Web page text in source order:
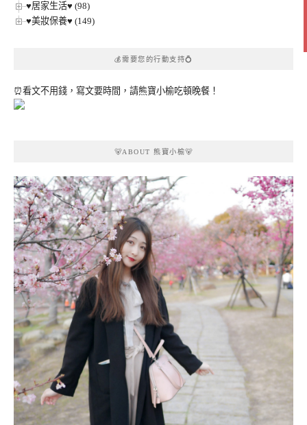
♥居家生活♥ (98)
♥美妝保養♥ (149)
💰需要您的行動支持💍
⏰看文不用錢，寫文要時間，請熊寶小榆吃頓晚餐！
🐻ABOUT 熊寶小榆🐻